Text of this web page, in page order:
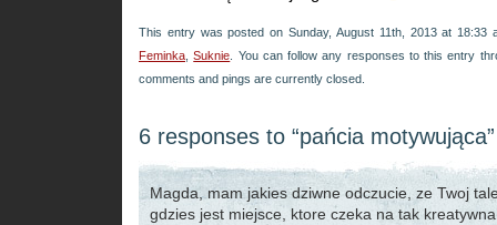
This entry was posted on Sunday, August 11th, 2013 at 18:33
Feminka ,Suknie . You can follow any responses to this entry
comments and pings are currently closed.
6 responses to “pańcia motywująca”
Magda, mam jakies dziwne odczucie, ze Twoj
gdzies jest miejsce, ktore czeka na tak